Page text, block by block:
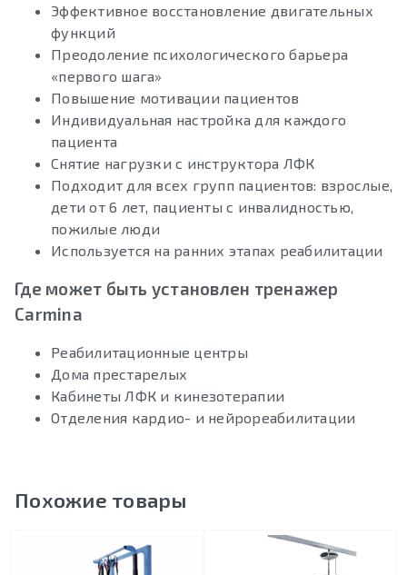
Эффективное восстановление двигательных
функций
Преодоление психологического барьера
«первого шага»
Повышение мотивации пациентов
Индивидуальная настройка для каждого
пациента
Снятие нагрузки с инструктора ЛФК
Подходит для всех групп пациентов: взрослые,
дети от 6 лет, пациенты с инвалидностью,
пожилые люди
Используется на ранних этапах реабилитации
Где может быть установлен тренажер
Carmina
Реабилитационные центры
Дома престарелых
Кабинеты ЛФК и кинезотерапии
Отделения кардио- и нейрореабилитации
Похожие товары